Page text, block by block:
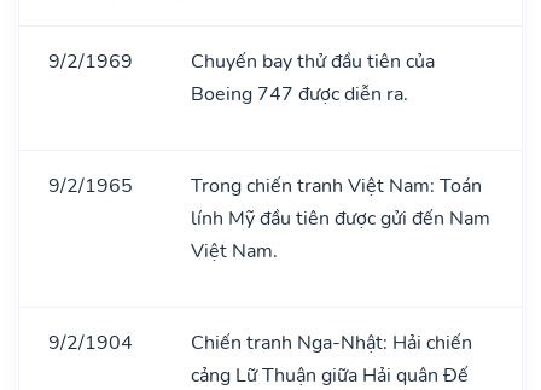
9/2/1969
Chuyến bay thử đầu tiên của
Boeing 747 được diễn ra.
9/2/1965
Trong chiến tranh Việt Nam: Toán
lính Mỹ đầu tiên được gửi đến Nam
Việt Nam.
9/2/1904
Chiến tranh Nga-Nhật: Hải chiến
cảng Lữ Thuận giữa Hải quân Đế